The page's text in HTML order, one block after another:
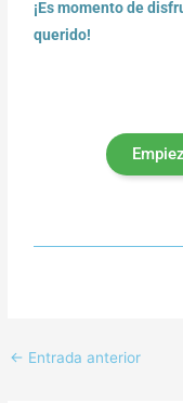
¡Es momento de
querido!
← Entrada anterior